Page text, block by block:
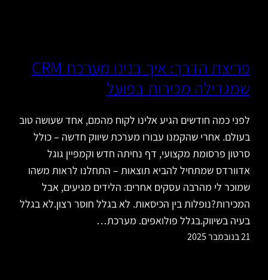
פריצת הדרך: איך בנינו מערכת CRM
שמגדילה מכירות בפועל
לפני כמה חודשים הגיע אלינו לקוח מהמם, אחד שעושה טוב
בעולם. אחרי שהקמנו עבורו מערכת שיווק חדשה – כולל
סרטון פרסומת מקצועי, דף נחיתה חדש וקמפיין גוגל
אדוורדס שמתחיל להביא תוצאות – התחלנו לראות משהו
שמוכר לי מהרבה עסקים אחרים: הלידים מגיעים, אבל
המכירות?נופלות בין הכיסאות. לא בגלל חוסר רצון.לא בגלל
בעיה בשיווק.בגלל פולואפים. מערכת…
21 בנובמבר 2025